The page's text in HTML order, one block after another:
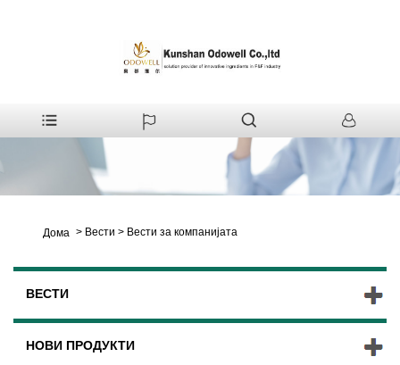
Дома > Вести > Вести за компанијата
ВЕСТИ
НОВИ ПРОДУКТИ